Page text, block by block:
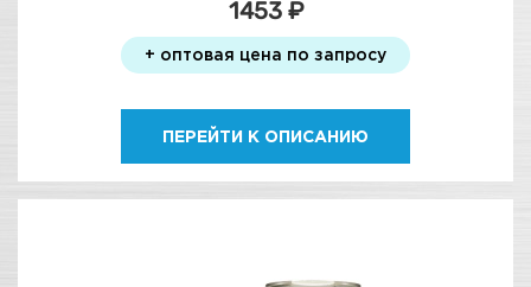
1453 ₽
+ оптовая цена по запросу
ПЕРЕЙТИ К ОПИСАНИЮ